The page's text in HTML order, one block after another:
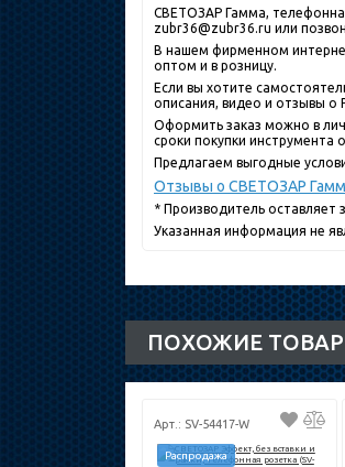
СВЕТОЗАР Гамма,
zubr36@zubr36.ru или
В нашем фирменном
оптом и в розницу.
Если вы хотите
описания, видео и отзывы о
Оформить заказ можно в
сроки покупки инструмента
Предлагаем выгодные
Отзывы о СВЕТОЗАР
* Производитель оставляет
Указанная информация не
ПОХОЖИЕ
Арт.: SV-54417-W
Распродажа